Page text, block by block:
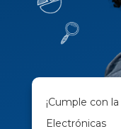
¡Cumple con
Electrónicas